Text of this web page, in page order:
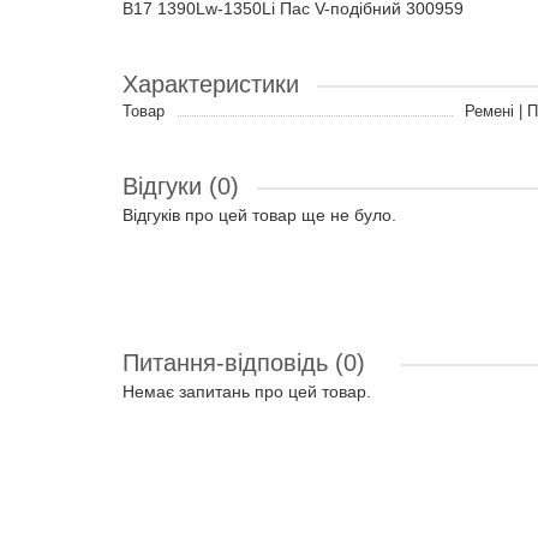
B17 1390Lw-1350Li Пас V-подібний 300959
Характеристики
Товар Ремені |
Відгуки (0)
Відгуків про цей товар ще не було.
Питання-відповідь (0)
Немає запитань про цей товар.